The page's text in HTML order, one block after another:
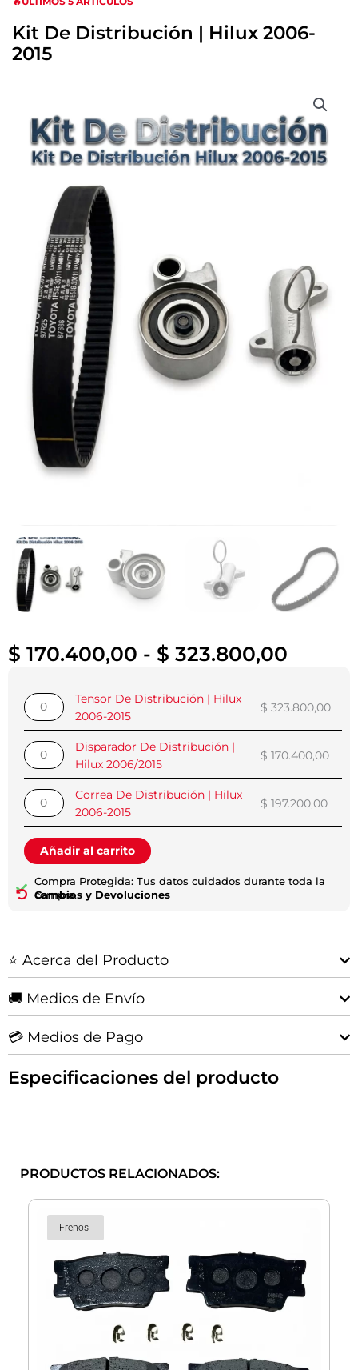
Kit De Distribución | Hilux 2006-
2015
$ 170.400,00 - $ 323.800,00
desde
$
De
Distribución
Hilux
2006-
2015
cantidad
Tensor De Distribución | Hilux
2006-2015
$ 323.800,00
De
Distribución
Hilux
2006/2015
cantidad
Disparador De Distribución |
Hilux 2006/2015
$ 170.400,00
De
Distribución
Hilux
2006-
2015
cantidad
Correa De Distribución | Hilux
2006-2015
$ 197.200,00
Añadir al carrito
Compra Protegida: Tus datos cuidados durante toda la
compra.
Cambios y Devoluciones
⭐ Acerca del Producto
🚚 Medios de Envío
💳 Medios de Pago
Especificaciones del producto
PRODUCTOS RELACIONADOS:
Frenos